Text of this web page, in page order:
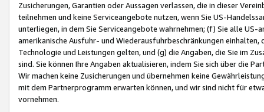
Zusicherungen, Garantien oder Aussagen verlassen, die in dieser
teilnehmen und keine Serviceangebote nutzen, wenn Sie US-
unterliegen, in dem Sie Serviceangebote wahrnehmen; (f) Sie alle
amerikanische Ausfuhr- und Wiederausfuhrbeschränkungen
Technologie und Leistungen gelten, und (g) die Angaben, die Sie im
sind. Sie können Ihre Angaben aktualisieren, indem Sie sich über die
Wir machen keine Zusicherungen und übernehmen keine
mit dem Partnerprogramm erwarten können, und wir sind nicht für
vornehmen.